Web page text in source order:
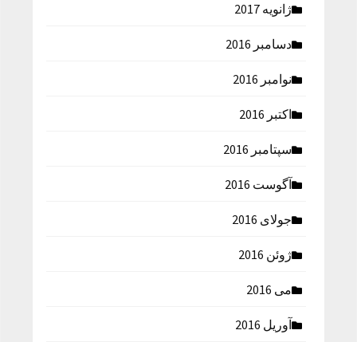
ژانویه 2017
دسامبر 2016
نوامبر 2016
اکتبر 2016
سپتامبر 2016
آگوست 2016
جولای 2016
ژوئن 2016
می 2016
آوریل 2016